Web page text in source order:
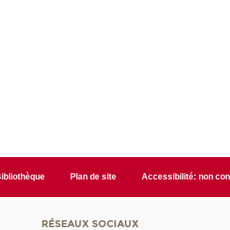
Plan de site Accessibilité: non
RÉSEAUX SOCIAUX